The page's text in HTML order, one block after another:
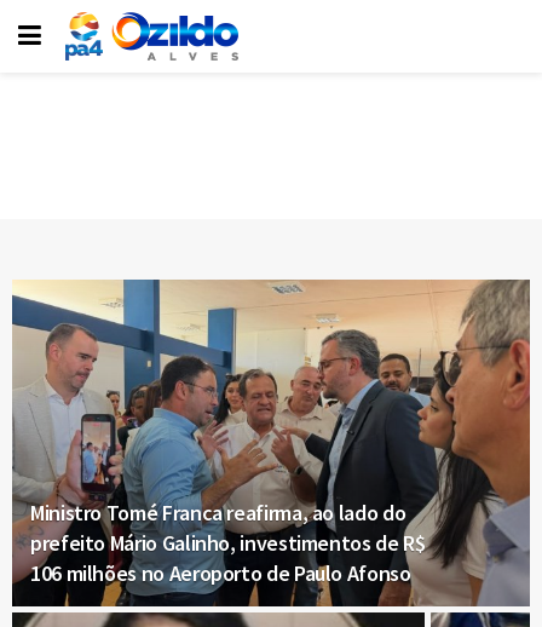
Ministro Tomé Franca reafirma, ao lado do
prefeito Mário Galinho, investimentos de R$
106 milhões no Aeroporto de Paulo Afonso